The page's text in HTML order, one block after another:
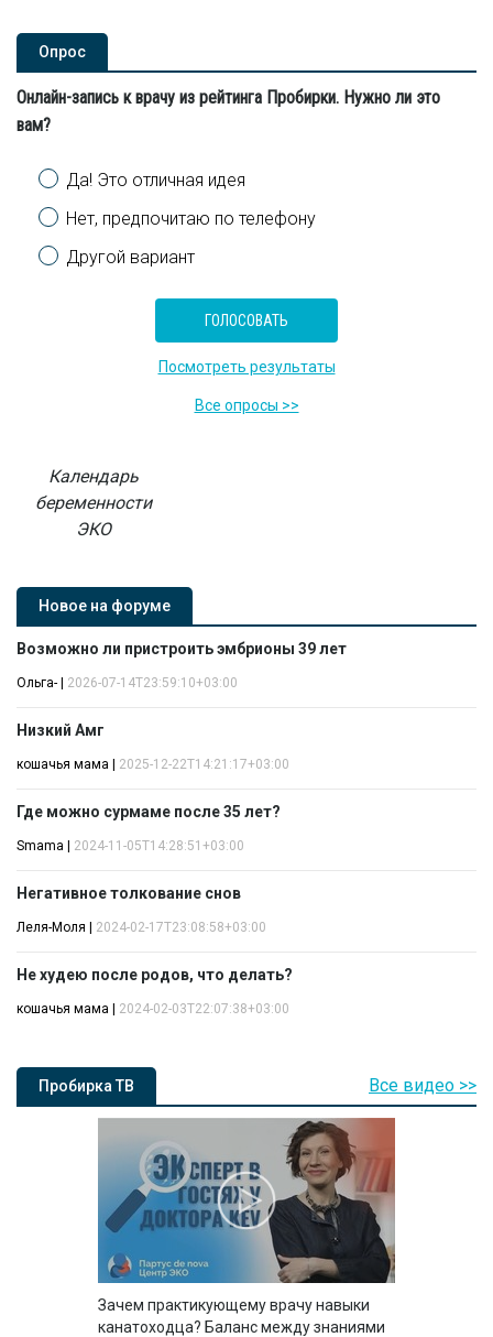
Опроc
Онлайн-запись к врачу из рейтинга Пробирки. Нужно ли это
вам?
Варианты
Да! Это отличная идея
Нет, предпочитаю по телефону
Другой вариант
Посмотреть результаты
Все опросы >>
Календарь
беременности
ЭКО
Новое на форуме
Возможно ли пристроить эмбрионы 39 лет
Ольга- 2026-07-14T23:59:10+03:00
Низкий Амг
кошачья мама 2025-12-22T14:21:17+03:00
Где можно сурмаме после 35 лет?
Smama 2024-11-05T14:28:51+03:00
Негативное толкование снов
Леля-Моля 2024-02-17T23:08:58+03:00
Не худею после родов, что делать?
кошачья мама 2024-02-03T22:07:38+03:00
Пробирка ТВ
Зачем практикующему врачу навыки
канатоходца? Баланс между знаниями
Все видео >>